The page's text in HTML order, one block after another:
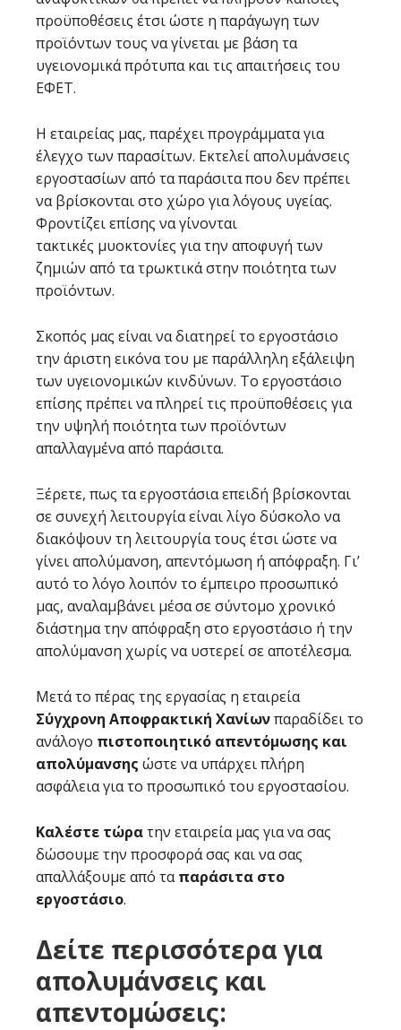
προϋποθέσεις έτσι ώστε η παράγωγη των
προϊόντων τους να γίνεται με βάση τα
υγειονομικά πρότυπα και τις απαιτήσεις του
ΕΦΕΤ.
Η εταιρείας μας, παρέχει προγράμματα για
έλεγχο των παρασίτων. Εκτελεί απολυμάνσεις
εργοστασίων από τα παράσιτα που δεν πρέπει
να βρίσκονται στο χώρο για λόγους υγείας.
Φροντίζει επίσης να γίνονται
τακτικές μυοκτονίες για την αποφυγή των
ζημιών από τα τρωκτικά στην ποιότητα των
προϊόντων.
Σκοπός μας είναι να διατηρεί το εργοστάσιο
την άριστη εικόνα του με παράλληλη εξάλειψη
των υγειονομικών κινδύνων. Το εργοστάσιο
επίσης πρέπει να πληρεί τις προϋποθέσεις για
την υψηλή ποιότητα των προϊόντων
απαλλαγμένα από παράσιτα.
Ξέρετε, πως τα εργοστάσια επειδή βρίσκονται
σε συνεχή λειτουργία είναι λίγο δύσκολο να
διακόψουν τη λειτουργία τους έτσι ώστε να
γίνει απολύμανση, απεντόμωση ή απόφραξη. Γι’
αυτό το λόγο λοιπόν το έμπειρο προσωπικό
μας, αναλαμβάνει μέσα σε σύντομο χρονικό
διάστημα την απόφραξη στο εργοστάσιο ή την
απολύμανση χωρίς να υστερεί σε αποτέλεσμα.
Μετά το πέρας της εργασίας η εταιρεία
Σύγχρονη Αποφρακτική Χανίωνπαραδίδει το
ανάλογο πιστοποιητικό απεντόμωσης και
απολύμανσης ώστε να υπάρχει πλήρη
ασφάλεια για το προσωπικό του εργοστασίου.
Καλέστε τώρατην εταιρεία μας για να σας
δώσουμε την προσφορά σας και να σας
απαλλάξουμε από ταπαράσιτα στο
εργοστάσιο.
Δείτε περισσότερα για
απολυμάνσεις και
απεντομώσεις: